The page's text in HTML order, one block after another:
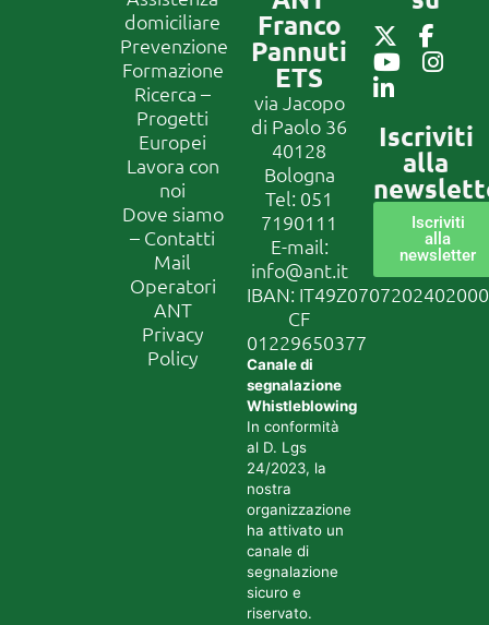
domiciliare
Prevenzione
Formazione
Ricerca –
Progetti
Europei
Lavora con
noi
Dove siamo
– Contatti
Mail
Operatori
ANT
Privacy
Policy
Franco
Pannuti
ETS
via Jacopo
di Paolo 36
40128
Bologna
Tel: 051
7190111
E-mail:
info@ant.it
IBAN:
CF
01229650377
Canale di
segnalazione
Whistleblowing
In conformità
al D. Lgs
24/2023, la
nostra
organizzazione
ha attivato un
canale di
segnalazione
sicuro e
riservato.
Iscriviti
alla
Iscriviti
alla
newsletter